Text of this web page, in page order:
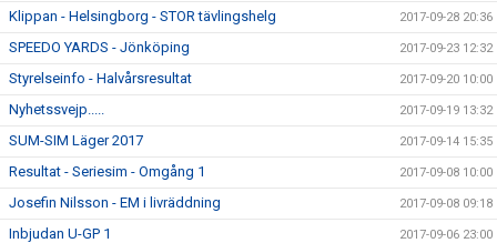
Klippan - Helsingborg - STOR tävlingshelg 2017-09-28 20:36
SPEEDO YARDS - Jönköping 2017-09-23 12:32
Styrelseinfo - Halvårsresultat 2017-09-20 10:00
Nyhetssvejp..... 2017-09-19 13:32
SUM-SIM Läger 2017 2017-09-14 15:35
Resultat - Seriesim - Omgång 1 2017-09-08 10:00
Josefin Nilsson - EM i livräddning 2017-09-08 09:18
Inbjudan U-GP 1 2017-09-06 23:00